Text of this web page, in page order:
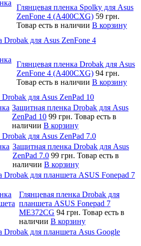
Глянцевая пленка Spolky для Asus
ZenFone 4 (A400CXG) 59 грн.
Товар есть в наличии В корзину
Drobak для Asus ZenFone 4
Глянцевая пленка Drobak для Asus
ZenFone 4 (A400CXG) 94 грн.
Товар есть в наличии В корзину
для Asus ZenPad 10
Защитная пленка Drobak для Asus
ZenPad 10 99 грн. Товар есть в
наличии В корзину
для Asus ZenPad 7.0
Защитная пленка Drobak для Asus
ZenPad 7.0 99 грн. Товар есть в
наличии В корзину
Drobak для планшета ASUS Fonepad 7
Глянцевая пленка Drobak для
планшета ASUS Fonepad 7
ME372CG 94 грн. Товар есть в
наличии В корзину
Drobak для планшета Asus Google